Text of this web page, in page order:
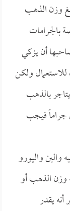
وزن الذهب
بالجرامات
أن يزكي
للاستعمال ولكن
بالذهب
جراماً فيجب
والين واليورو
وزن الذهب أو
يقدر